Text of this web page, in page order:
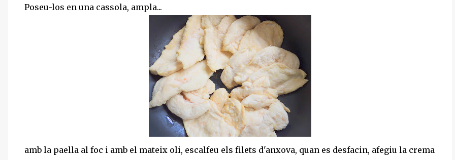
Poseu-los en una cassola, ampla...
amb la paella al foc i amb el mateix oli, escalfeu els filets d'anxova, quan es desfacin, afegiu la crema